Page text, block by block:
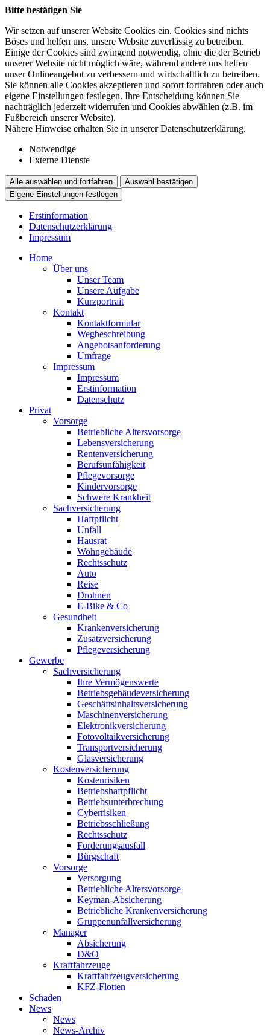
Bitte bestätigen Sie
Wir setzen auf unserer Website Cookies ein. Cookies sind nichts
Böses und helfen uns, unsere Website zuverlässig zu betreiben.
Einige der Cookies sind zwingend notwendig, ohne die der Betrieb
unserer Website nicht möglich wäre, während andere uns helfen
unser Onlineangebot zu verbessern und wirtschaftlich zu betreiben.
Sie können alle Cookies akzeptieren und sofort fortfahren oder auch
eigene Einstellungen festlegen. Ihre Entscheidung können Sie
nachträglich jederzeit widerrufen und Cookies abwählen (z.B. im
Fußbereich unserer Website).
Nähere Hinweise erhalten Sie in unserer Datenschutzerklärung.
Notwendige
Externe Dienste
Alle auswählen und fortfahren
Auswahl bestätigen
Eigene Einstellungen festlegen
Erstinformation
Datenschutzerklärung
Impressum
Home
Über uns
Unser Team
Unsere Aufgabe
Kurzportrait
Kontakt
Kontaktformular
Wegbeschreibung
Angebotsanforderung
Umfrage
Impressum
Impressum
Erstinformation
Datenschutz
Privat
Vorsorge
Betriebliche Altersvorsorge
Lebensversicherung
Rentenversicherung
Berufsunfähigkeit
Pflegevorsorge
Kindervorsorge
Schwere Krankheit
Sachversicherung
Haftpflicht
Unfall
Hausrat
Wohngebäude
Rechtsschutz
Auto
Reise
Drohnen
E-Bike & Co
Gesundheit
Krankenversicherung
Zusatzversicherung
Pflegeversicherung
Gewerbe
Sachversicherung
Ihre Vermögenswerte
Betriebsgebäudeversicherung
Geschäftsinhaltsversicherung
Maschinenversicherung
Elektronikversicherung
Fotovoltaikversicherung
Transportversicherung
Glasversicherung
Kostenversicherung
Kostenrisiken
Betriebshaftpflicht
Betriebsunterbrechung
Cyberrisiken
Betriebsschließung
Rechtsschutz
Forderungsausfall
Bürgschaft
Vorsorge
Versorgung
Betriebliche Altersvorsorge
Keyman-Absicherung
Betriebliche Krankenversicherung
Gruppenunfallversicherung
Manager
Absicherung
D&O
Kraftfahrzeuge
Kraftfahrzeugversicherung
KFZ-Flotten
Schaden
News
News
News-Archiv